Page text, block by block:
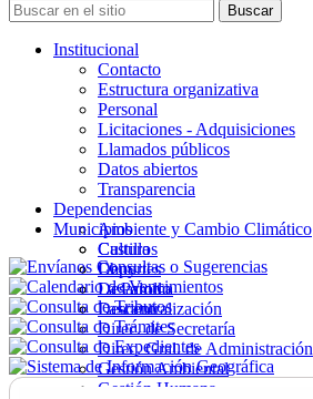
Institucional
Contacto
Estructura organizativa
Personal
Licitaciones - Adquisiciones
Llamados públicos
Datos abiertos
Transparencia
Dependencias
Ambiente y Cambio Climático
Cultura
Deportes
Desarrollo
Descentralización
Direc. de Secretaría
Direc. Gral. de Administración
Gestión Ambiental
Gestión Humana
Municipios
Castillos
Chuy
La Paloma
Lascano